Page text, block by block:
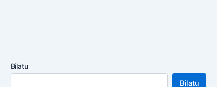
Bilatu
Bilatu